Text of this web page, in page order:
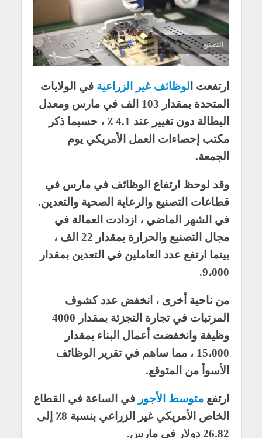
التصنيع
ارتفعت ا لوظائف غير الزراعية في الولايات
المتحدة بمقدار 103 الف في مارس ومعدل
البطالة دون تغيير عند 4.1 ٪ ، حسبما ذكر
مكتب إحصاءات العمل الأمريكي يوم
الجمعة.
وقد لوحظ ارتفاع الوظائف في مارس في
قطاعات التصنيع والرعاية الصحية والتعدين.
في الشهر الماضي ، ازدادت العمالة في
مجال التصنيع والحرارة بمقدار 22 الف ،
بينما ارتفع عدد العاملين في التعدين بمقدار
9،000.
من ناحية أخرى ، انخفض عدد كشوف
المرتبات في تجارة التجزئة بمقدار 4000
وظيفة وانخفضت أعمال البناء بمقدار
15،000 ، مما ساهم في تقرير الوظائف
الأسوأ من المتوقع.
ارتفعمتوسط الأجور في الساعة في القطاع
الخاص الأمريكي غير الزراعي بنسبة 8٪ إلى
26.82 دولار في مارس.